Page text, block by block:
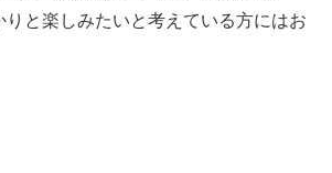
りと楽しみたいと考えている方にはお